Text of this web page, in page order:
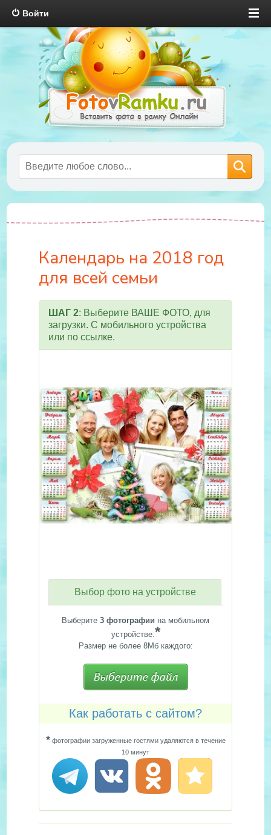
Войти
Календарь на 2018 год
для всей семьи
ШАГ 2: Выберите ВАШЕ ФОТО, для
загрузки. С мобильного устройства
или по ссылке.
Выбор фото на устройстве
Выберите 3 фотографии на мобильном
устройстве.*
Размер не более 8Мб каждого:
Как работать с сайтом?
*фотографии загруженные гостями удаляются в течение
10 минут